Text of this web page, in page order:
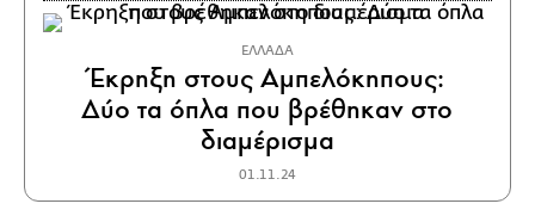
ΕΛΛΑΔΑ
Έκρηξη στους Αμπελόκηπους:
Δύο τα όπλα που βρέθηκαν στο
διαμέρισμα
01.11.24